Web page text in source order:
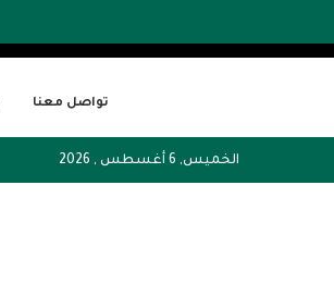
تواصل معنا
الخميس, 6 أغسطس , 2026